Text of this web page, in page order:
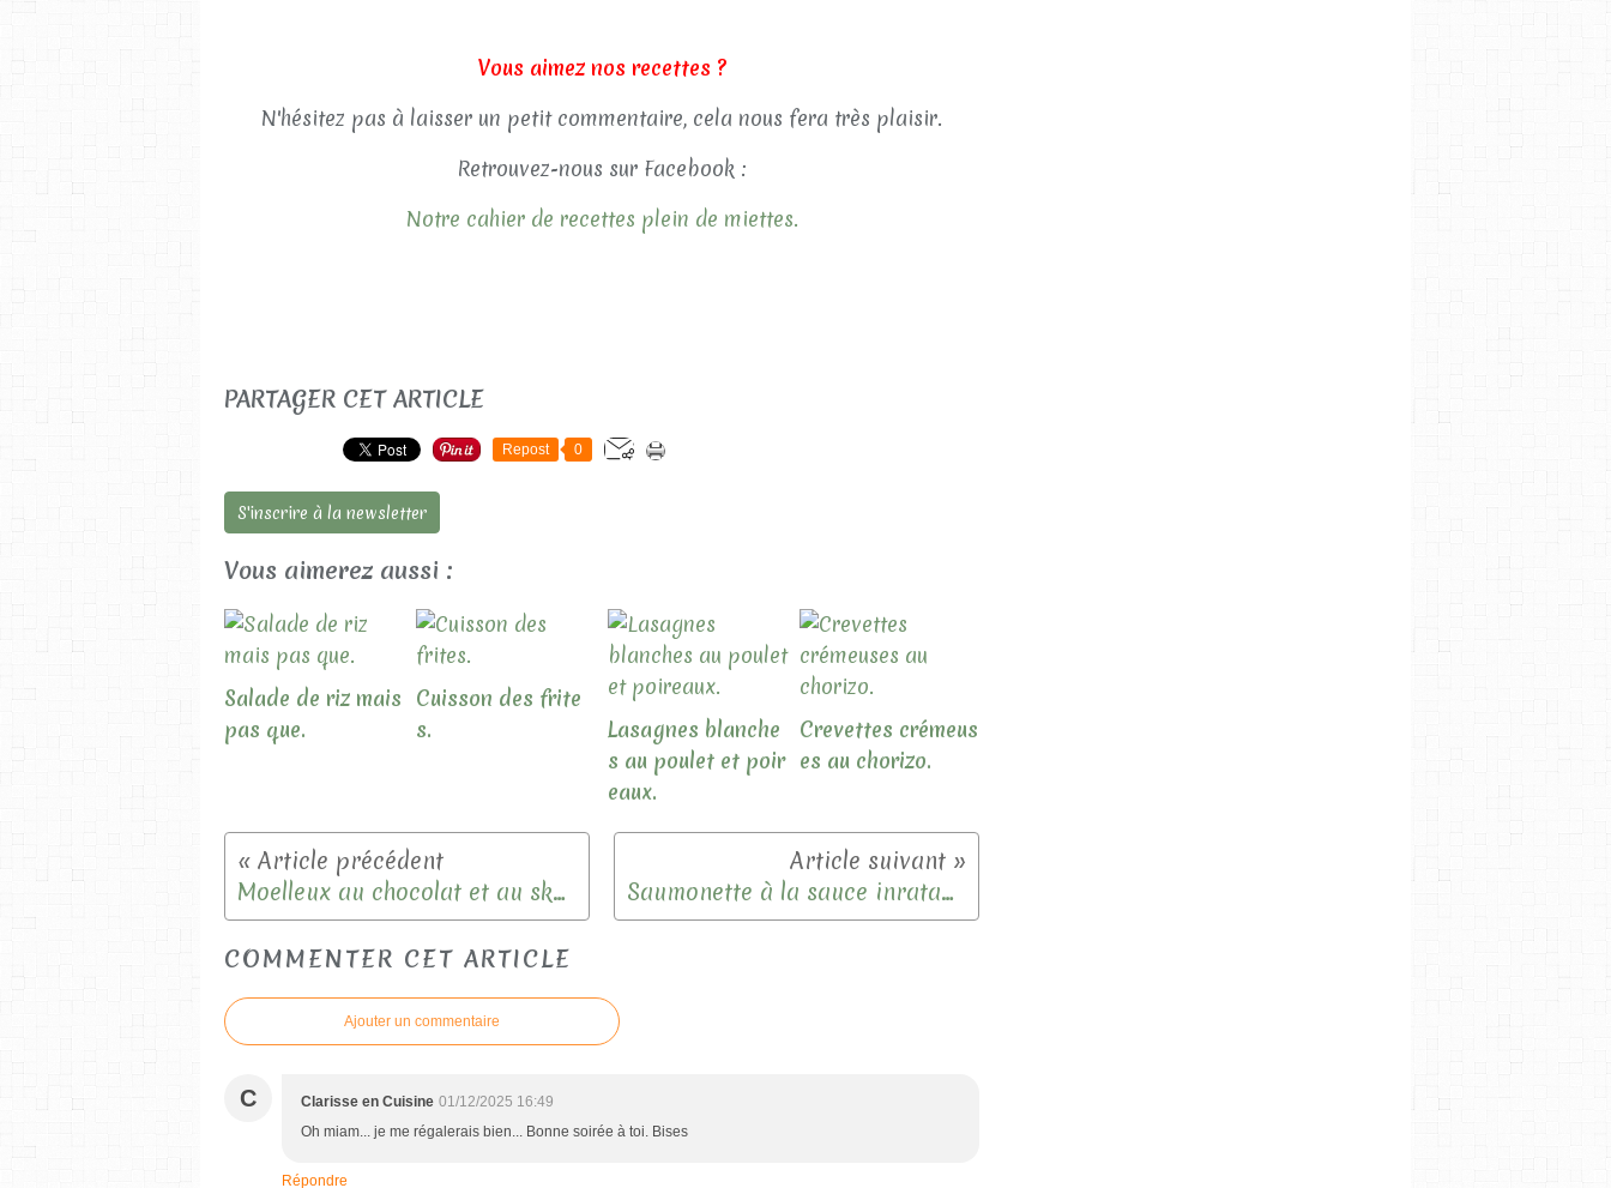
Vous aimez nos recettes ?
N'hésitez pas à laisser un petit commentaire, cela nous fera très plaisir.
Retrouvez-nous sur Facebook :
Notre cahier de recettes plein de miettes.
PARTAGER CET ARTICLE
Repost 0
S'inscrire à la newsletter
Vous aimerez aussi :
Salade de riz mais
pas que.
Cuisson des frite
s.
Lasagnes blanche
s au poulet et poir
eaux.
Crevettes crémeus
es au chorizo.
Moelleux au chocolat et au skyr. Saumonette à la sauce inratable
COMMENTER CET ARTICLE
Ajouter un commentaire
C Clarisse en Cuisine 01/12/2025 16:49
Oh miam... je me régalerais bien... Bonne soirée à toi. Bises
Répondre